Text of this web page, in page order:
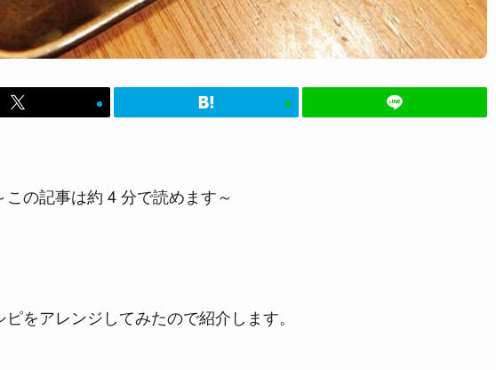
この記事は約 4 分で読めます～
をアレンジしてみたので紹介します。